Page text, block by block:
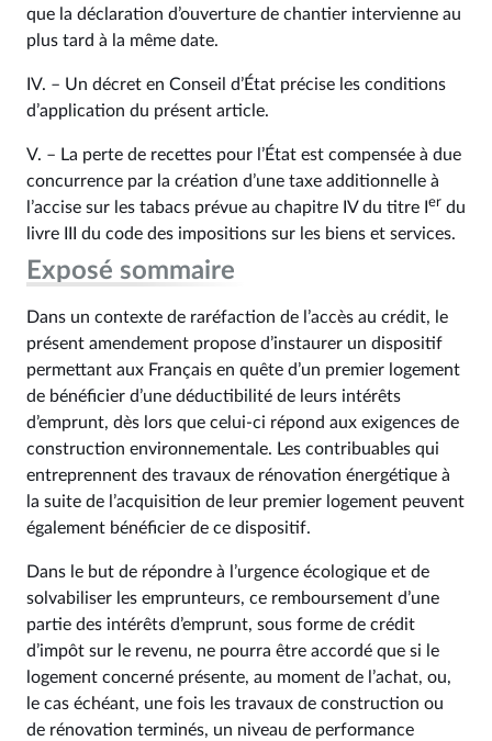
que la déclaration d’ouverture de chantier intervienne au
plus tard à la même date.
IV. – Un décret en Conseil d’État précise les conditions
d’application du présent article.
V. – La perte de recettes pour l’État est compensée à due
concurrence par la création d’une taxe additionnelle à
l’accise sur les tabacs prévue au chapitre IV du titre I er du
livre III du code des impositions sur les biens et services.
Exposé sommaire
Dans un contexte de raréfaction de l’accès au crédit, le
présent amendement propose d’instaurer un dispositif
permettant aux Français en quête d’un premier logement
de bénéficier d’une déductibilité de leurs intérêts
d’emprunt, dès lors que celui-ci répond aux exigences de
construction environnementale. Les contribuables qui
entreprennent des travaux de rénovation énergétique à
la suite de l’acquisition de leur premier logement peuvent
également bénéficier de ce dispositif.
Dans le but de répondre à l’urgence écologique et de
solvabiliser les emprunteurs, ce remboursement d’une
partie des intérêts d’emprunt, sous forme de crédit
d’impôt sur le revenu, ne pourra être accordé que si le
logement concerné présente, au moment de l’achat, ou,
le cas échéant, une fois les travaux de construction ou
de rénovation terminés, un niveau de performance